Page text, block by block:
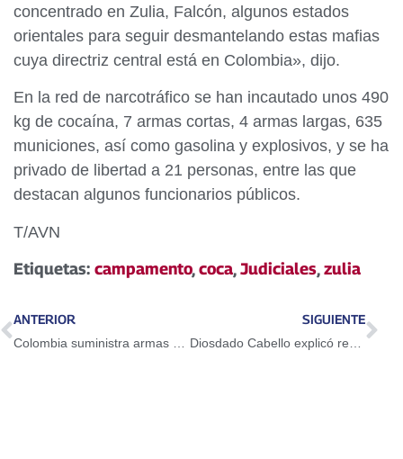
concentrado en Zulia, Falcón, algunos estados
orientales para seguir desmantelando estas mafias
cuya directriz central está en Colombia», dijo.
En la red de narcotráfico se han incautado unos 490
kg de cocaína, 7 armas cortas, 4 armas largas, 635
municiones, así como gasolina y explosivos, y se ha
privado de libertad a 21 personas, entre las que
destacan algunos funcionarios públicos.
T/AVN
Etiquetas: campamento,coca,Judiciales,zulia
ANTERIOR SIGUIENTE